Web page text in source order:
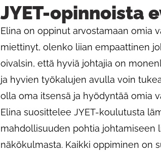
JYET-opinnoista
Elina on oppinut arvostamaan omia
miettinyt, olenko liian empaattinen
oivalsin, että hyviä johtajia on
ja hyvien työkalujen avulla voin
olla oma itsensä ja hyödyntää omia
Elina suosittelee JYET-koulutusta
mahdollisuuden pohtia johtamiseen
näkökulmasta. Kaikki oppiminen on